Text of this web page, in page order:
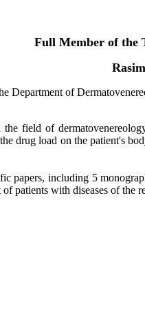
Full Member of the
Department of
field of
drug load on the patient's
papers, including 5
patients with diseases of the